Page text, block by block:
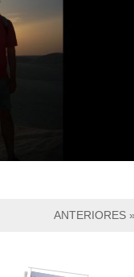
ANTERIORES